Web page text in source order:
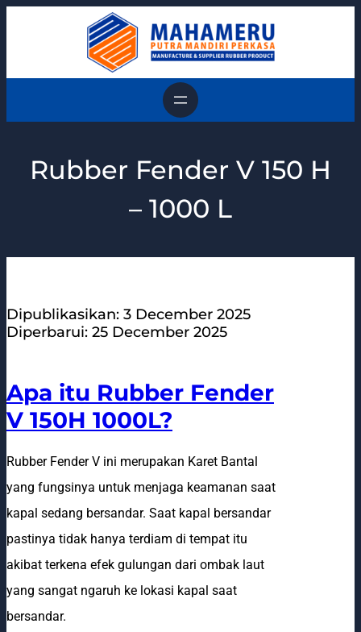
Rubber Fender V 150 H
– 1000 L
Dipublikasikan: 3 December 2025
Diperbarui: 25 December 2025
Apa itu Rubber Fender
V 150H 1000L?
Rubber Fender V ini merupakan Karet Bantal
yang fungsinya untuk menjaga keamanan saat
kapal sedang bersandar. Saat kapal bersandar
pastinya tidak hanya terdiam di tempat itu
akibat terkena efek gulungan dari ombak laut
yang sangat ngaruh ke lokasi kapal saat
bersandar.